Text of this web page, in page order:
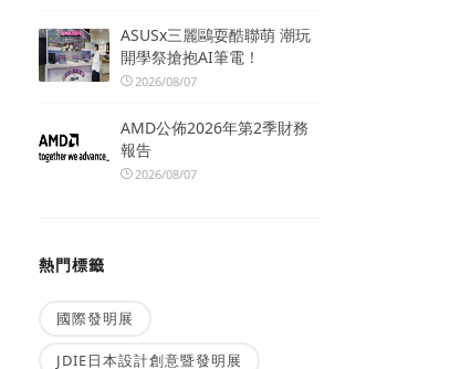
ASUSx三麗鷗耍酷聯萌 潮玩
開學祭搶抱AI筆電！
2026/08/07
AMD公佈2026年第2季財務
報告
2026/08/07
熱門標籤
國際發明展
JDIE日本設計創意暨發明展